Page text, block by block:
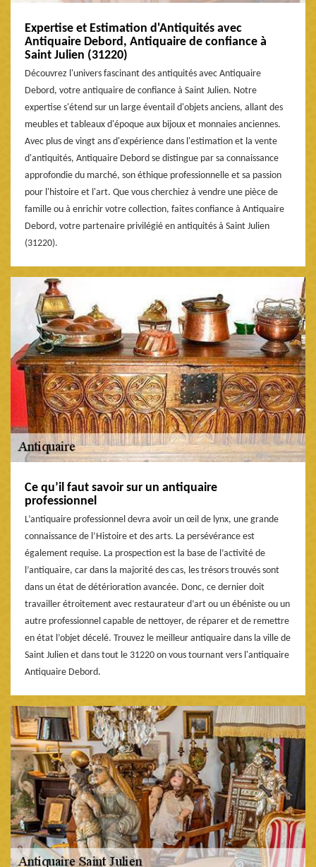
Expertise et Estimation d'Antiquités avec
Antiquaire Debord, Antiquaire de confiance à
Saint Julien (31220)
Découvrez l'univers fascinant des antiquités avec Antiquaire
Debord, votre antiquaire de confiance à Saint Julien. Notre
expertise s'étend sur un large éventail d'objets anciens, allant des
meubles et tableaux d'époque aux bijoux et monnaies anciennes.
Avec plus de vingt ans d'expérience dans l'estimation et la vente
d'antiquités, Antiquaire Debord se distingue par sa connaissance
approfondie du marché, son éthique professionnelle et sa passion
pour l'histoire et l'art. Que vous cherchiez à vendre une pièce de
famille ou à enrichir votre collection, faites confiance à Antiquaire
Debord, votre partenaire privilégié en antiquités à Saint Julien
(31220).
Ce qu’il faut savoir sur un antiquaire
professionnel
L’antiquaire professionnel devra avoir un œil de lynx, une grande
connaissance de l’Histoire et des arts. La persévérance est
également requise. La prospection est la base de l’activité de
l’antiquaire, car dans la majorité des cas, les trésors trouvés sont
dans un état de détérioration avancée. Donc, ce dernier doit
travailler étroitement avec restaurateur d’art ou un ébéniste ou un
autre professionnel capable de nettoyer, de réparer et de remettre
en état l’objet décelé. Trouvez le meilleur antiquaire dans la ville de
Saint Julien et dans tout le 31220 on vous tournant vers l'antiquaire
Antiquaire Debord.